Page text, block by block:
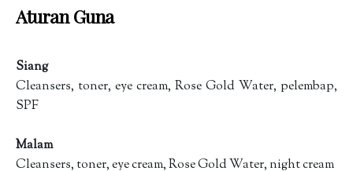
Aturan Guna
Siang
Cleansers, toner, eye cream, Rose Gold Water, pelembap,
SPF
Malam
Cleansers, toner, eye cream, Rose Gold Water, night cream